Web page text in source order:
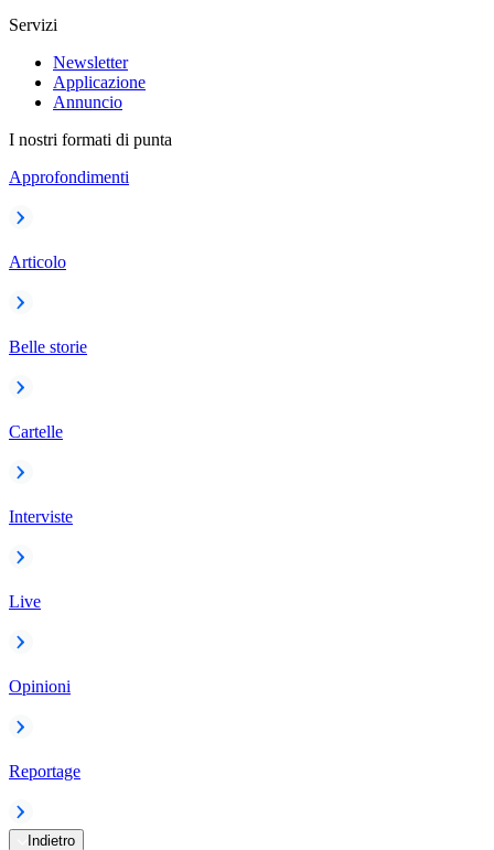
Servizi
Newsletter
Applicazione
Annuncio
I nostri formati di punta
Approfondimenti
Articolo
Belle storie
Cartelle
Interviste
Live
Opinioni
Reportage
Indietro